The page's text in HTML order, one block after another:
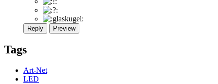
Reply Preview
Tags
Art-Net
LED